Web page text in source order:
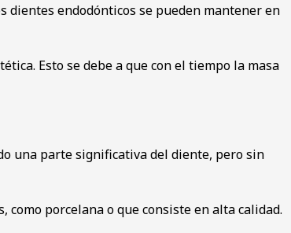
dientes endodónticos se pueden mantener en
Esto se debe a que con el tiempo la masa
una parte significativa del diente, pero sin
porcelana o que consiste en alta calidad.